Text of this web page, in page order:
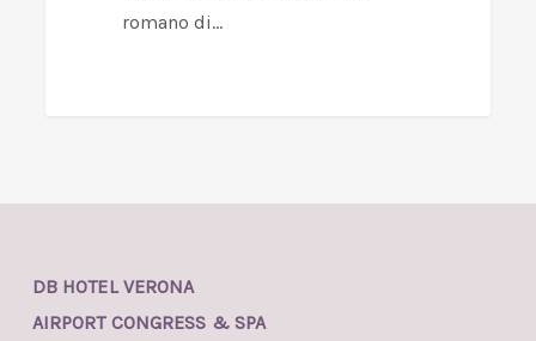
romano di…
DB HOTEL VERONA
AIRPORT CONGRESS & SPA